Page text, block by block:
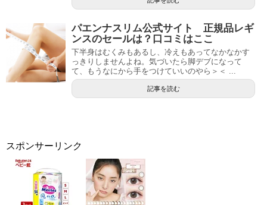
パエンナスリム公式サイト 正規品レギ
ンスのセールは？口コミはここ
下半身はむくみもあるし、冷えもあってなかなかす
っきりしませんよね。気づいたら脚デブになって
て、もうなにから手をつけていいのやら＞＜ ...
記事を読む
スポンサーリンク